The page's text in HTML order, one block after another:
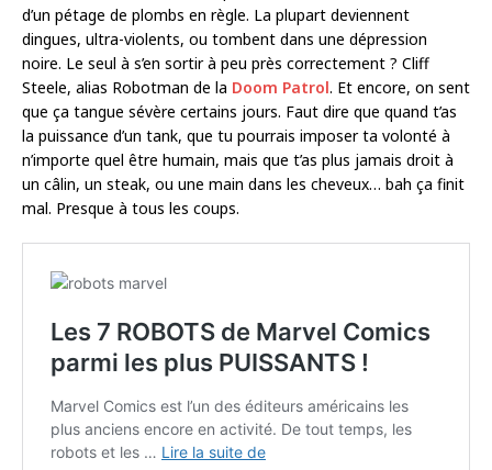
d’un pétage de plombs en règle. La plupart deviennent
dingues, ultra-violents, ou tombent dans une dépression
noire. Le seul à s’en sortir à peu près correctement ? Cliff
Steele, alias Robotman de la Doom Patrol. Et encore, on sent
que ça tangue sévère certains jours. Faut dire que quand t’as
la puissance d’un tank, que tu pourrais imposer ta volonté à
n’importe quel être humain, mais que t’as plus jamais droit à
un câlin, un steak, ou une main dans les cheveux… bah ça finit
mal. Presque à tous les coups.